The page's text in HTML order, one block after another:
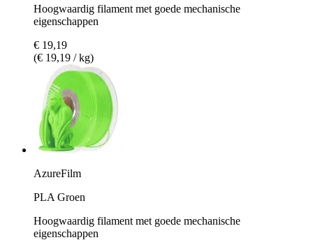
Hoogwaardig filament met goede mechanische
eigenschappen
€ 19,19
(€ 19,19 / kg)
AzureFilm
PLA Groen
Hoogwaardig filament met goede mechanische
eigenschappen